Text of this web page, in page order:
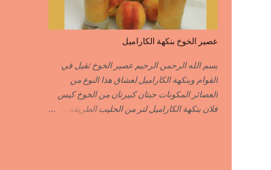
POIVRE راس الحانوت …………. RASS EL
HANOUT C’EST L ...
عصير الخوخ بنكهة الكاراميل
بسم الله الرحمن الرحيم عصير الخوخ ثقيل في
القوام وبنكهة الكاراميل لعشاق هذا النوع من
العصائر المكونات حبتان كبيرتان من الخوخ كيس
فلان بنكهة الكاراميل لتر من الحليب الطريقة نضع